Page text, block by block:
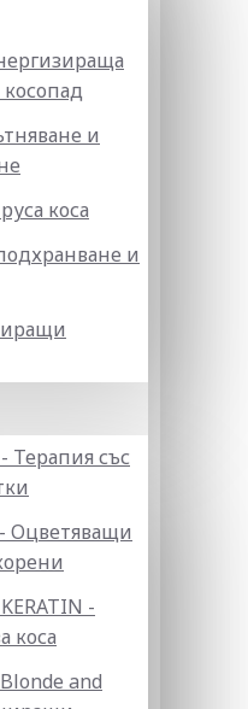
и
коса
и
Терапия със
Оцветяващи
-
коса
and